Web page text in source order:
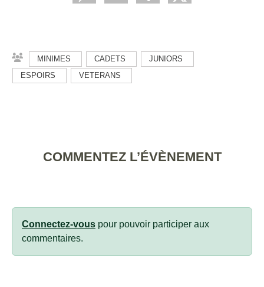
MINIMES CADETS
JUNIORS
ESPOIRS
VETERANS
COMMENTEZ L’ÉVÈNEMENT
Connectez-vous pour pouvoir participer aux
commentaires.